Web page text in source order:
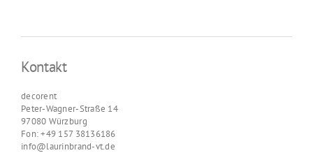
Kontakt
decorent
Peter-Wagner-Straße 14
97080 Würzburg
Fon: +49 157 38136186
info@laurinbrand-vt.de